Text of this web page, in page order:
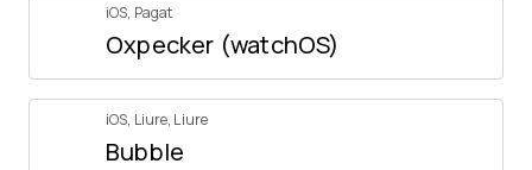
iOS, Pagat
Oxpecker (watchOS)
iOS, Liure, Liure
Bubble